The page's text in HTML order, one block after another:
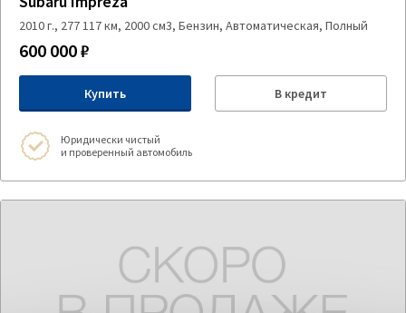
2010 г., 277 117 км, 2000 см3, Бензин, Автоматическая, Полный
600 000 ₽
Купить В кредит
Юридически чистый
и проверенный автомобиль